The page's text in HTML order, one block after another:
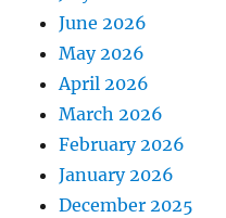
June 2026
May 2026
April 2026
March 2026
February 2026
January 2026
December 2025